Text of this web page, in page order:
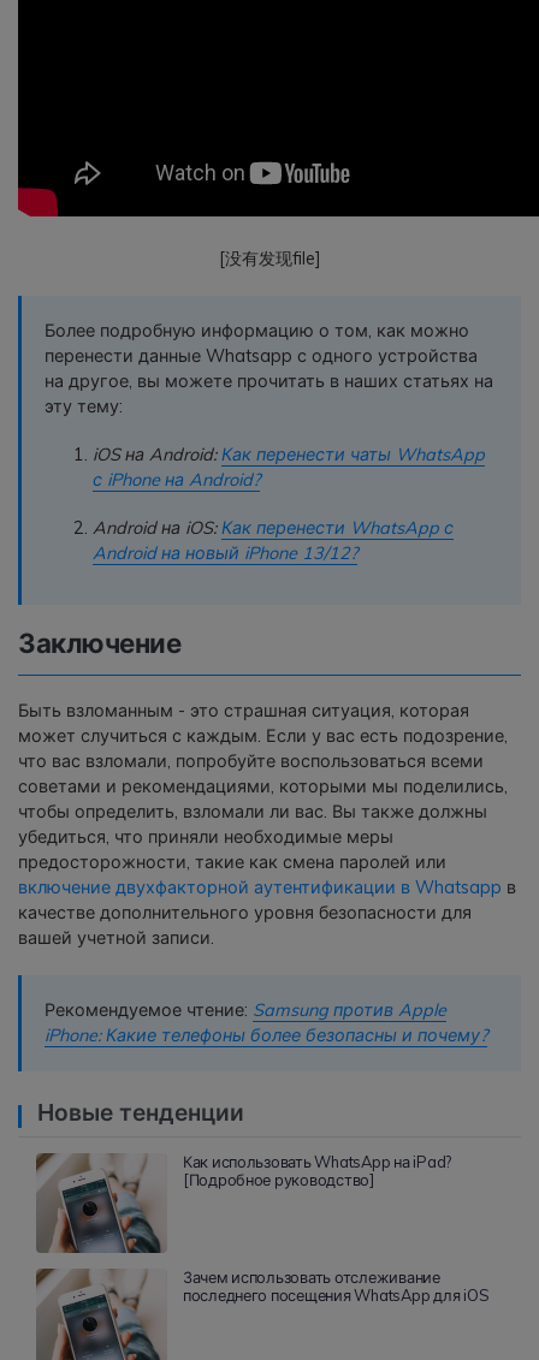
[没有发现file]
Более подробную информацию о том, как можно
перенести данные Whatsapp с одного устройства
на другое, вы можете прочитать в наших статьях на
эту тему:
iOS на Android:Как перенести чаты WhatsApp
с iPhone на Android?
Android на iOS:Как перенести WhatsApp с
Android на новый iPhone 13/12?
Заключение
Быть взломанным - это страшная ситуация, которая
может случиться с каждым. Если у вас есть подозрение,
что вас взломали, попробуйте воспользоваться всеми
советами и рекомендациями, которыми мы поделились,
чтобы определить, взломали ли вас. Вы также должны
убедиться, что приняли необходимые меры
предосторожности, такие как смена паролей или
включение двухфакторной аутентификации в Whatsapp в
качестве дополнительного уровня безопасности для
вашей учетной записи.
Рекомендуемое чтение: Samsung против Apple
iPhone: Какие телефоны более безопасны и почему?
Новые тенденции
Как использовать WhatsApp на iPad?
[Подробное руководство]
Зачем использовать отслеживание
последнего посещения WhatsApp для iOS